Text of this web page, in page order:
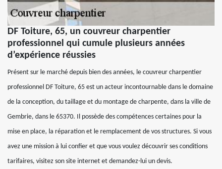
DF Toiture, 65, un couvreur charpentier
professionnel qui cumule plusieurs années
d’expérience réussies
Présent sur le marché depuis bien des années, le couvreur charpentier
professionnel DF Toiture, 65 est un acteur incontournable dans le domaine
de la conception, du taillage et du montage de charpente, dans la ville de
Gembrie, dans le 65370. Il possède des compétences certaines pour la
mise en place, la réparation et le remplacement de vos structures. Si vous
avez une mission à lui confier et que vous voulez découvrir ses conditions
tarifaires, visitez son site internet et demandez-lui un devis.